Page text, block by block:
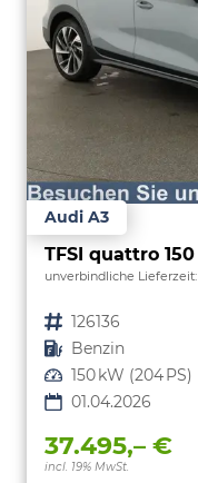
Audi A3
unverbindliche Lieferzeit:
Fahrzeugnr. 126136
Kraftstoff Benzin
Leistung 150 kW (204 PS)
01.04.2026
37.495,– €
incl. 19% MwSt.